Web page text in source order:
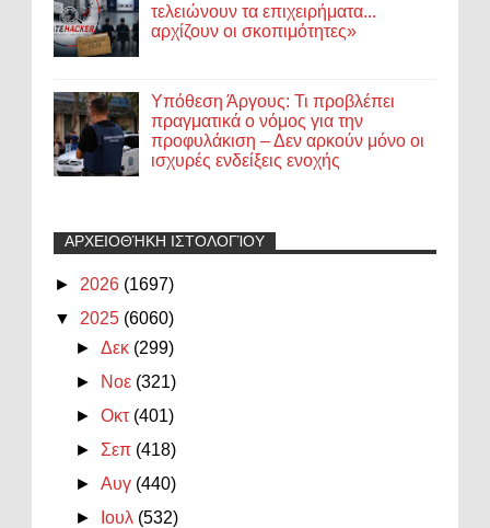
τελειώνουν τα επιχειρήματα...
αρχίζουν οι σκοπιμότητες»
Υπόθεση Άργους: Τι προβλέπει
πραγματικά ο νόμος για την
προφυλάκιση – Δεν αρκούν μόνο οι
ισχυρές ενδείξεις ενοχής
ΑΡΧΕΙΟΘΉΚΗ ΙΣΤΟΛΟΓΊΟΥ
► 2026 (1697)
▼ 2025 (6060)
►Δεκ (299)
►
Νοε (321)
►Οκτ (401)
► Σεπ (418)
►Αυγ (440)
►
Ιουλ (532)